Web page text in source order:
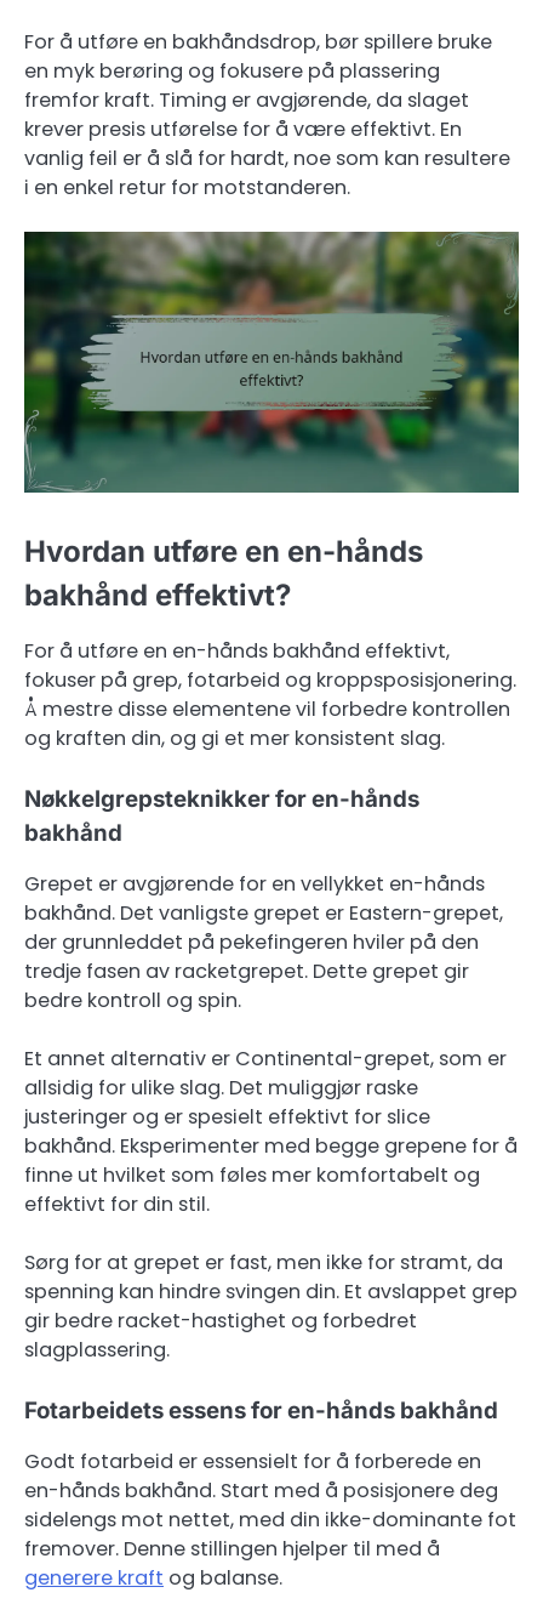
For å utføre en bakhåndsdrop, bør spillere bruke
en myk berøring og fokusere på plassering
fremfor kraft. Timing er avgjørende, da slaget
krever presis utførelse for å være effektivt. En
vanlig feil er å slå for hardt, noe som kan resultere
i en enkel retur for motstanderen.
Hvordan utføre en en-hånds
bakhånd effektivt?
For å utføre en en-hånds bakhånd effektivt,
fokuser på grep, fotarbeid og kroppsposisjonering.
Å mestre disse elementene vil forbedre kontrollen
og kraften din, og gi et mer konsistent slag.
Nøkkelgrepsteknikker for en-hånds
bakhånd
Grepet er avgjørende for en vellykket en-hånds
bakhånd. Det vanligste grepet er Eastern-grepet,
der grunnleddet på pekefingeren hviler på den
tredje fasen av racketgrepet. Dette grepet gir
bedre kontroll og spin.
Et annet alternativ er Continental-grepet, som er
allsidig for ulike slag. Det muliggjør raske
justeringer og er spesielt effektivt for slice
bakhånd. Eksperimenter med begge grepene for å
finne ut hvilket som føles mer komfortabelt og
effektivt for din stil.
Sørg for at grepet er fast, men ikke for stramt, da
spenning kan hindre svingen din. Et avslappet grep
gir bedre racket-hastighet og forbedret
slagplassering.
Fotarbeidets essens for en-hånds bakhånd
Godt fotarbeid er essensielt for å forberede en
en-hånds bakhånd. Start med å posisjonere deg
sidelengs mot nettet, med din ikke-dominante fot
fremover. Denne stillingen hjelper til med å
generere kraft og balanse.